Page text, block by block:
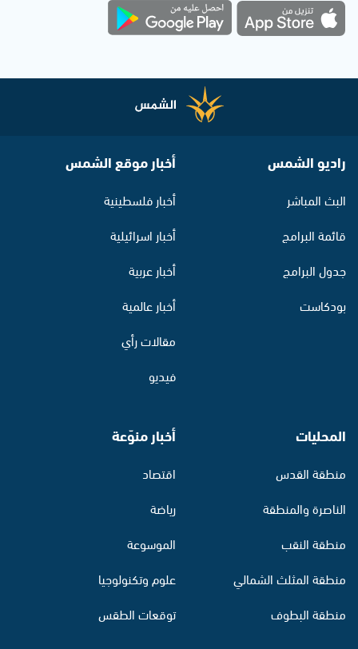
راديو الشمس
البث المباشر
قائمة البرامج
جدول البرامج
بودكاست
أخبار موقع الشمس
أخبار فلسطينية
أخبار اسرائيلية
أخبار عربية
أخبار عالمية
مقالات رأي
فيديو
المحليات
منطقة القدس
الناصرة والمنطقة
منطقة النقب
منطقة المثلث الشمالي
منطقة البطوف
أخبار منوّعة
اقتصاد
رياضة
الموسوعة
علوم وتكنولوجيا
توقعات الطقس